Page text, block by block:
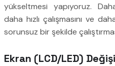
yükseltmesi yapıyoruz.
daha hızlı çalışmasını ve
sorunsuz bir şekilde
Ekran (LCD/LED)